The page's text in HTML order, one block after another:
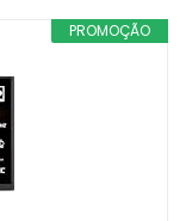
PROMOÇÃO